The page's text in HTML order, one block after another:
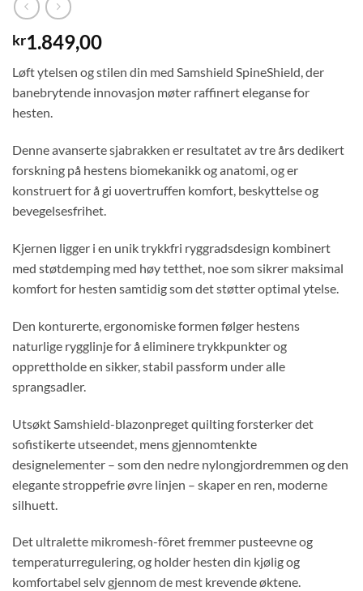
kr1.849,00
Løft ytelsen og stilen din med Samshield SpineShield, der
banebrytende innovasjon møter raffinert eleganse for
hesten.
Denne avanserte sjabrakken er resultatet av tre års dedikert
forskning på hestens biomekanikk og anatomi, og er
konstruert for å gi uovertruffen komfort, beskyttelse og
bevegelsesfrihet.
Kjernen ligger i en unik trykkfri ryggradsdesign kombinert
med støtdemping med høy tetthet, noe som sikrer maksimal
komfort for hesten samtidig som det støtter optimal ytelse.
Den konturerte, ergonomiske formen følger hestens
naturlige rygglinje for å eliminere trykkpunkter og
opprettholde en sikker, stabil passform under alle
sprangsadler.
Utsøkt Samshield-blazonpreget quilting forsterker det
sofistikerte utseendet, mens gjennomtenkte
designelementer – som den nedre nylongjordremmen og den
elegante stroppefrie øvre linjen – skaper en ren, moderne
silhuett.
Det ultralette mikromesh-fôret fremmer pusteevne og
temperaturregulering, og holder hesten din kjølig og
komfortabel selv gjennom de mest krevende øktene.